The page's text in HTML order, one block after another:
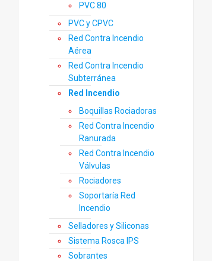
PVC 80
PVC y CPVC
Red Contra Incendio
Aérea
Red Contra Incendio
Subterránea
Red Incendio
Boquillas Rociadoras
Red Contra Incendio
Ranurada
Red Contra Incendio
Válvulas
Rociadores
Soportaría Red
Incendio
Selladores y Siliconas
Sistema Rosca IPS
Sobrantes